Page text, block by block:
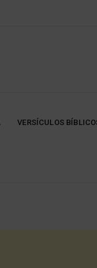
VERSÍCULOS